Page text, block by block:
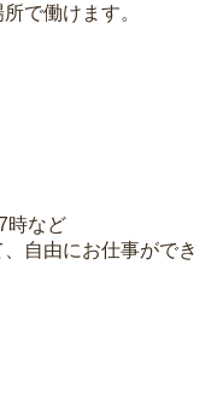
で働けます。
時など
自由にお仕事ができ